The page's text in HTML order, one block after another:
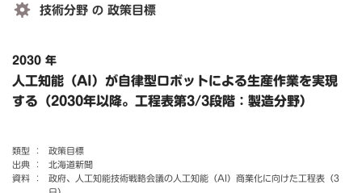
技術分野 の 政策目標
2030 年
人工知能（AI）が自律型ロボットによる生産作業を実現
する（2030年以降。工程表第3/3段階：製造分野）
類型 ：
政策目標
出典 ：
北海道新聞
資料 ：
政府、人工知能技術戦略会議の人工知能（AI）商業化に向けた工程表（3